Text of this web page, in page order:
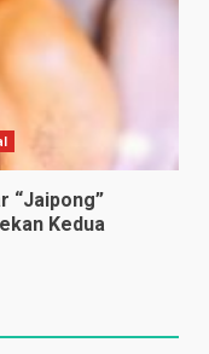
“Jaipong”
Kedua